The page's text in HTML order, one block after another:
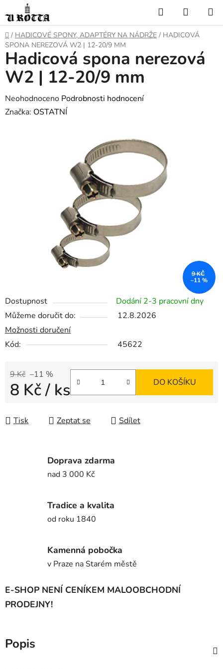
na
obsah
Hledat
KOŠÍK
DOMŮ
/ HADICOVÉ SPONY, ADAPTÉRY NA NÁDRŽE / HADICOVÁ
SPONA NEREZOVÁ W2 | 12-20/9 MM
Dostupnost
Dodání 2-3 pracovní dny
Můžeme doručit do:
12.8.2026
Možnosti doručení
Kód:
45622
9 Kč –11 %
8 Kč/ ks DO KOŠÍKU
Tisk Zeptat se Sdílet
Hadicová spona nerezová
W2 | 12-20/9 mm
Průměrné
hodnocení
Neohodnoceno Podrobnosti hodnocení
Značka: OSTATNÍ
9 KČ
–11 %
Doprava zdarma
nad 3 000 Kč
Tradice a kvalita
od roku 1840
Kamenná pobočka
v Praze na Starém městě
E-SHOP NENÍ CENÍKEM MALOOBCHODNÍ
PRODEJNY!
Popis